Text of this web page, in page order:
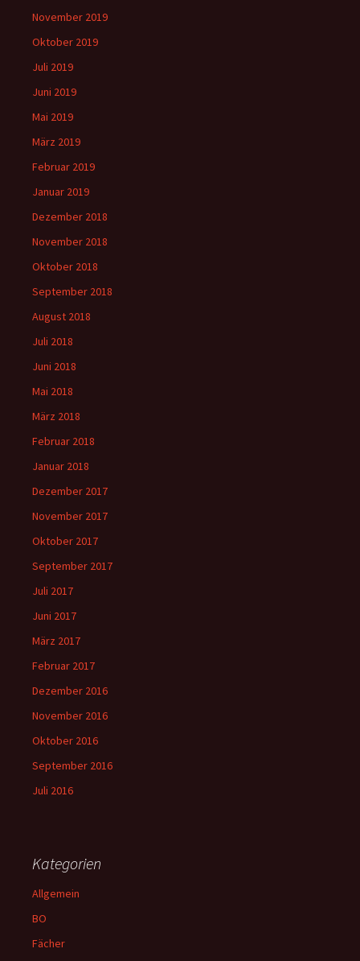
November 2019
Oktober 2019
Juli 2019
Juni 2019
Mai 2019
März 2019
Februar 2019
Januar 2019
Dezember 2018
November 2018
Oktober 2018
September 2018
August 2018
Juli 2018
Juni 2018
Mai 2018
März 2018
Februar 2018
Januar 2018
Dezember 2017
November 2017
Oktober 2017
September 2017
Juli 2017
Juni 2017
März 2017
Februar 2017
Dezember 2016
November 2016
Oktober 2016
September 2016
Juli 2016
Kategorien
Allgemein
BO
Fächer